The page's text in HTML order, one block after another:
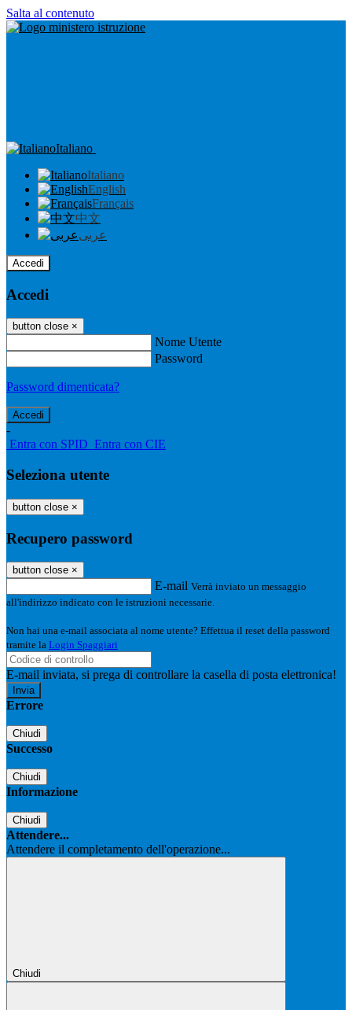
Salta al contenuto
Italiano
Italiano
English
Français
中文
عربى
Accedi
Accedi
button close ×
Nome Utente
Password
Password dimenticata?
-
Entra con SPID Entra con CIE
Seleziona utente
button close ×
Recupero password
button close ×
E-mail Verrà inviato un messaggio
all'indirizzo indicato con le istruzioni necessarie.
Non hai una e-mail associata al nome utente? Effettua il reset della password
tramite la Login Spaggiari
E-mail inviata, si prega di controllare la casella di posta elettronica!
Errore
Chiudi
Successo
Chiudi
Informazione
Chiudi
Attendere...
Attendere il completamento dell'operazione...
Chiudi